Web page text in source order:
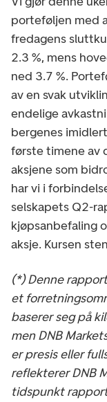
porteføljen med
fredagens
2.3 %, mens
ned 3.7 %.
av en svak
endelige
bergenes
første timene av
aksjene som
har vi i
selskapets Q2-
kjøpsanbefaling
aksje. Kursen
(*) Denne
et
baserer seg på
men DNB
er presis eller
reflekterer DNB
tidspunkt